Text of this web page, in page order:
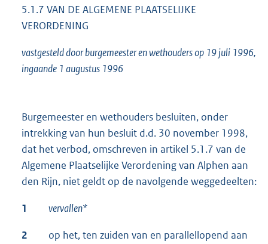
5.1.7 VAN DE ALGEMENE PLAATSELIJKE
VERORDENING
vastgesteld door burgemeester en wethouders op 19 juli 1996,
ingaande 1 augustus 1996
Burgemeester en wethouders besluiten, onder
intrekking van hun besluit d.d. 30 november 1998,
dat het verbod, omschreven in artikel 5.1.7 van de
Algemene Plaatselijke Verordening van Alphen aan
den Rijn, niet geldt op de navolgende weggedeelten:
1 vervallen*
2
op het, ten zuiden van en parallellopend aan